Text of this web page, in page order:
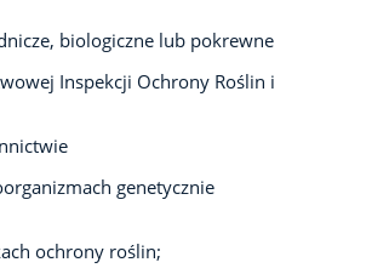
biologiczne lub pokrewne
Inspekcji Ochrony Roślin i
genetycznie
ochrony roślin;